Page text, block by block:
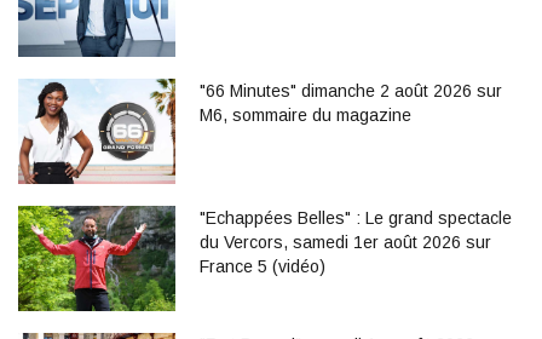
"66 Minutes" dimanche 2 août 2026 sur
M6, sommaire du magazine
"Echappées Belles" : Le grand spectacle
du Vercors, samedi 1er août 2026 sur
France 5 (vidéo)